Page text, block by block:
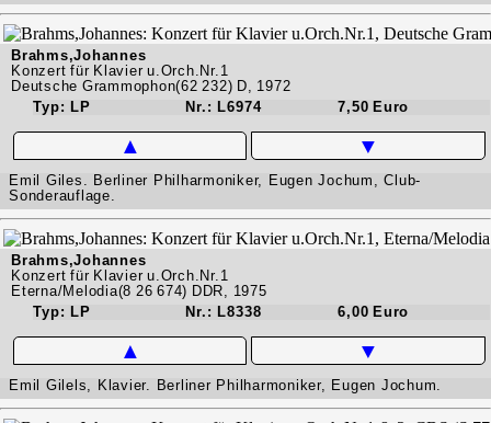
Brahms,Johannes
Konzert für Klavier u.Orch.Nr.1
Deutsche Grammophon(62 232) D, 1972
Typ: LP
Nr.: L6974 7,50 Euro
▲ ▼
Emil Giles. Berliner Philharmoniker, Eugen Jochum, Club-
Sonderauflage.
Brahms,Johannes
Konzert für Klavier u.Orch.Nr.1
Eterna/Melodia(8 26 674) DDR, 1975
Typ: LP
Nr.: L8338 6,00 Euro
▲ ▼
Emil Gilels, Klavier. Berliner Philharmoniker, Eugen Jochum.